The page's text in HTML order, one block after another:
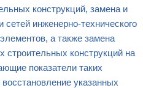
конструкций, замена и
инженерно-технического
а также замена
конструкций на
показатели таких
указанных